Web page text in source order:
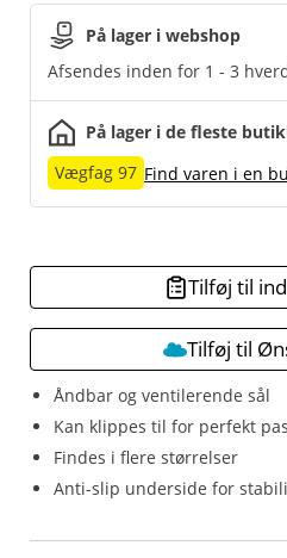
Åndbar og ventilerende sål
Kan klippes til for perfekt
Findes i flere størrelser
Anti-slip underside for
På lager i webshop
Afsendes inden for 1 - 3
På lager i de fleste
Vægfag 97 Find varen i en
Tilføj til
Tilføj til